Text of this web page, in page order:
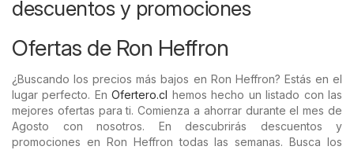
descuentos y promociones
Ofertas de Ron Heffron
¿Buscando los precios más bajos en Ron Heffron? Estás en el
lugar perfecto. EnOfertero.cl hemos hecho un listado con las
mejores ofertas para ti. Comienza a ahorrar durante el mes de
Agosto con nosotros. En descubrirás descuentos y
promociones en Ron Heffron todas las semanas. Busca los